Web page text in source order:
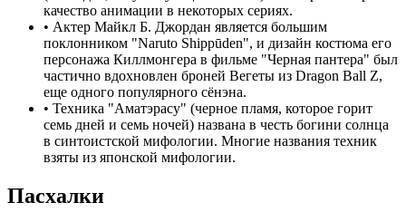
качество анимации в некоторых сериях.
• Актер Майкл Б. Джордан является большим
поклонником "Naruto Shippūden", и дизайн костюма его
персонажа Киллмонгера в фильме "Черная пантера" был
частично вдохновлен броней Вегеты из Dragon Ball Z,
еще одного популярного сёнэна.
• Техника "Аматэрасу" (черное пламя, которое горит
семь дней и семь ночей) названа в честь богини солнца
в синтоистской мифологии. Многие названия техник
взяты из японской мифологии.
Пасхалки